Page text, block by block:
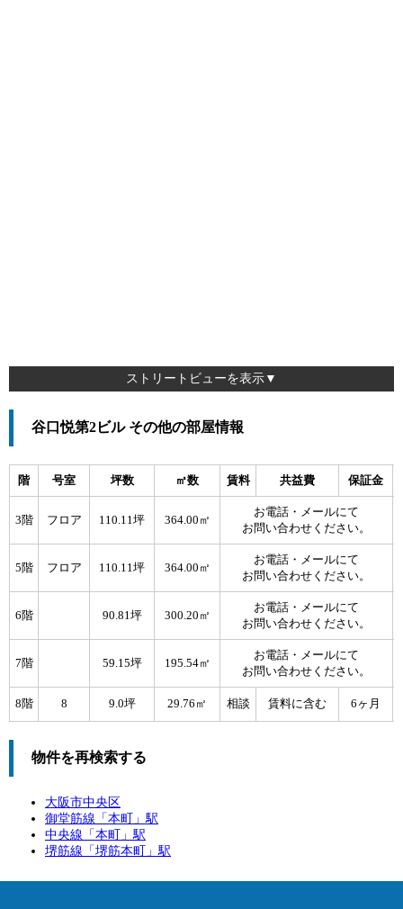
ストリートビューを表示▼
谷口悦第2ビル その他の部屋情報
階 号室 坪数 ㎡数 賃料 共益費 保証金
3階 フロア 110.11坪 364.00㎡
お電話・メールにて
お問い合わせください。
5階 フロア 110.11坪 364.00㎡
お電話・メールにて
お問い合わせください。
6階 90.81坪 300.20㎡
お電話・メールにて
お問い合わせください。
7階 59.15坪 195.54㎡
お電話・メールにて
お問い合わせください。
8階 8 9.0坪 29.76㎡ 相談 賃料に含む 6ヶ月
物件を再検索する
大阪市中央区
御堂筋線「本町 」駅
中央線「本町 」駅
堺筋線「堺筋本町 」駅